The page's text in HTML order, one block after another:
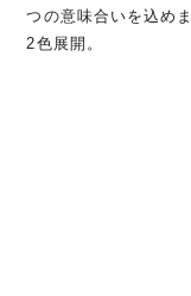
つの意味合いを込め
2色展開。